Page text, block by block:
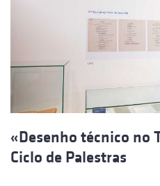
«Desenho técnico no
Ciclo de Palestras